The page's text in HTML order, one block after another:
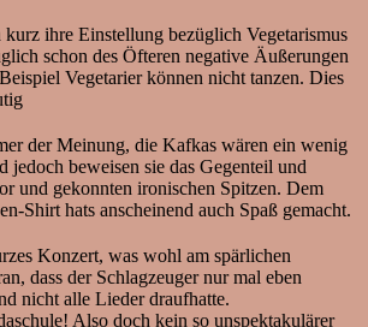
ihre Einstellung bezüglich Vegetarismus
schon des Öfteren negative Äußerungen
Vegetarier können nicht tanzen. Dies
der Meinung, die Kafkas wären ein wenig
jedoch beweisen sie das Gegenteil und
und gekonnten ironischen Spitzen. Dem
Shirt hats anscheinend auch Spaß gemacht.
Konzert, was wohl am spärlichen
dass der Schlagzeuger nur mal eben
nicht alle Lieder draufhatte.
Also doch kein so unspektakulärer